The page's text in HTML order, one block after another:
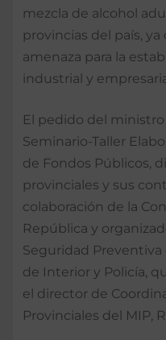
mezcla de alcohol
provincias del país,
amenaza para la
industrial y
El pedido del
Seminario-Taller
de Fondos Públicos,
provinciales y sus
colaboración de la
República y
Seguridad Preventiva
de Interior y Policía,
el director de
Provinciales del MIP,